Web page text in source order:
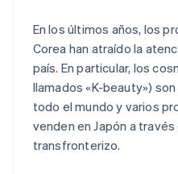
En los últimos años, los
Corea han atraído la
país. En particular, los
llamados «K-beauty»)
todo el mundo y varios
venden en Japón a
transfronterizo.